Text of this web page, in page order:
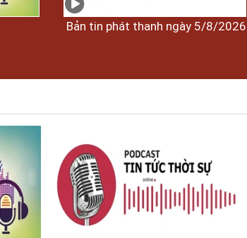
Bản tin phát thanh ngày 5/8/2026